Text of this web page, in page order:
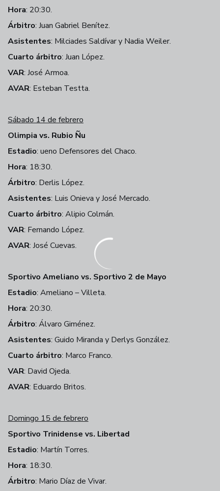
Hora: 20:30.
Árbitro: Juan Gabriel Benítez.
Asistentes: Milciades Saldívar y Nadia Weiler.
Cuarto árbitro: Juan López.
VAR: José Armoa.
AVAR: Esteban Testta.
Sábado 14 de febrero
Olimpia vs. Rubio Ñu
Estadio: ueno Defensores del Chaco.
Hora: 18:30.
Árbitro: Derlis López.
Asistentes: Luis Onieva y José Mercado.
Cuarto árbitro: Alipio Colmán.
VAR: Fernando López.
AVAR: José Cuevas.
Sportivo Ameliano vs. Sportivo 2 de Mayo
Estadio: Ameliano – Villeta.
Hora: 20:30.
Árbitro: Álvaro Giménez.
Asistentes: Guido Miranda y Derlys González.
Cuarto árbitro: Marco Franco.
VAR: David Ojeda.
AVAR: Eduardo Britos.
Domingo 15 de febrero
Sportivo Trinidense vs. Libertad
Estadio: Martín Torres.
Hora: 18:30.
Árbitro: Mario Díaz de Vivar.